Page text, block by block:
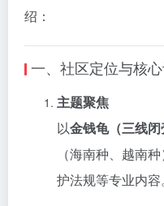
绍：
一、社区定位与核
主题聚焦
以‌金钱龟（三线闭
（海南种、越南
护法规等专业内容‌。